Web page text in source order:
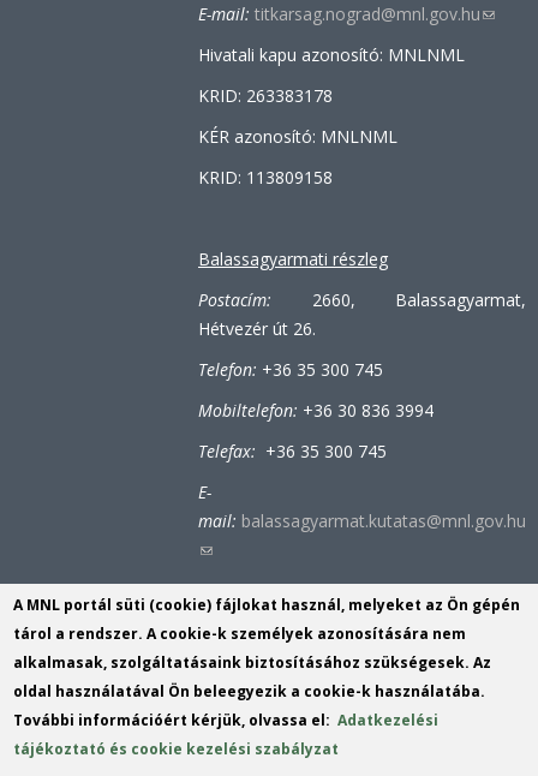
E-mail: titkarsag.nograd@mnl.gov.hu(link
Hivatali kapu azonosító: MNLNML
KRID: 263383178
KÉR azonosító: MNLNML
KRID: 113809158
Balassagyarmati részleg
Postacím: 2660, Balassagyarmat,
Hétvezér út 26.
Telefon: +36 35 300 745
Mobiltelefon: +36 30 836 3994
Telefax: +36 35 300 745
E-
mail: balassagyarmat.kutatas@mnl.gov.hu
(link
e-
mail)
Bátonyterenyei-tiribesi részleg
Postacím:3070, Bátonyterenye (Tiribes),
Bolyókpuszta 6.
Telefon:+36 32 353 152
A MNL portál süti (cookie) fájlokat használ, melyeket az Ön gépén
tárol a rendszer. A cookie-k személyek azonosítására nem
alkalmasak, szolgáltatásaink biztosításához szükségesek. Az
oldal használatával Ön beleegyezik a cookie-k használatába.
További információért kérjük, olvassa el:Adatkezelési
tájékoztató és cookie kezelési szabályzat